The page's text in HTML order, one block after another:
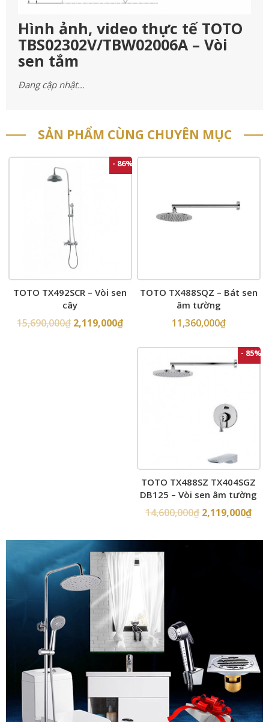
Hình ảnh, video thực tế TOTO
TBS02302V/TBW02006A – Vòi
sen tắm
Đang cập nhật…
SẢN PHẨM CÙNG CHUYÊN MỤC
- 86%
TOTO TX492SCR – Vòi sen
cây
15,690,000₫ 2,119,000₫
TOTO TX488SQZ – Bát sen
âm tường
11,360,000₫
- 85%
TOTO TX488SZ TX404SGZ
DB125 – Vòi sen âm tường
14,600,000₫ 2,119,000₫